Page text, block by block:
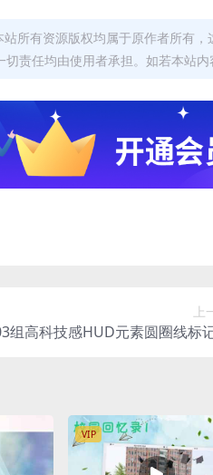
所有资源版权均属于原作者所有
切责任均由使用者承担。如若本站
上
组高科技感HUD元素圆圈线标
VIP